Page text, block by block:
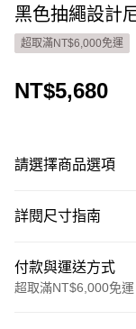
黑色抽繩設計
超取滿NT$6,000免運
NT$5,680
請選擇商品選項
詳閱尺寸指南
付款與運送方式
超取滿NT$6,000免運